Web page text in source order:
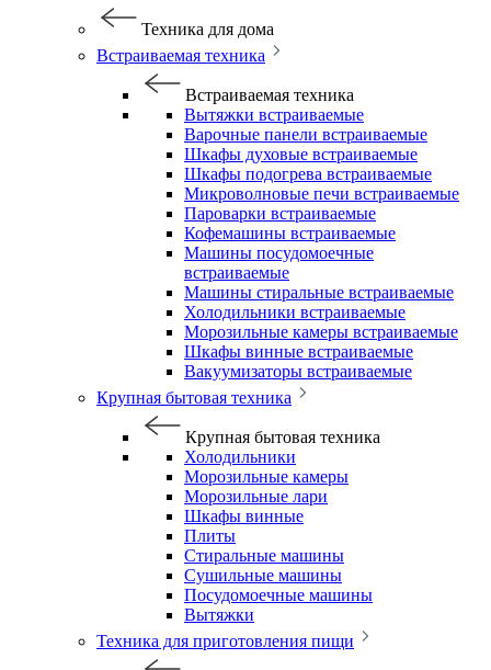
Техника для дома
Встраиваемая техника
Встраиваемая техника
Вытяжки встраиваемые
Варочные панели встраиваемые
Шкафы духовые встраиваемые
Шкафы подогрева встраиваемые
Микроволновые печи встраиваемые
Пароварки встраиваемые
Кофемашины встраиваемые
Машины посудомоечные
встраиваемые
Машины стиральные встраиваемые
Холодильники встраиваемые
Морозильные камеры встраиваемые
Шкафы винные встраиваемые
Вакуумизаторы встраиваемые
Крупная бытовая техника
Крупная бытовая техника
Холодильники
Морозильные камеры
Морозильные лари
Шкафы винные
Плиты
Стиральные машины
Сушильные машины
Посудомоечные машины
Вытяжки
Техника для приготовления пищи